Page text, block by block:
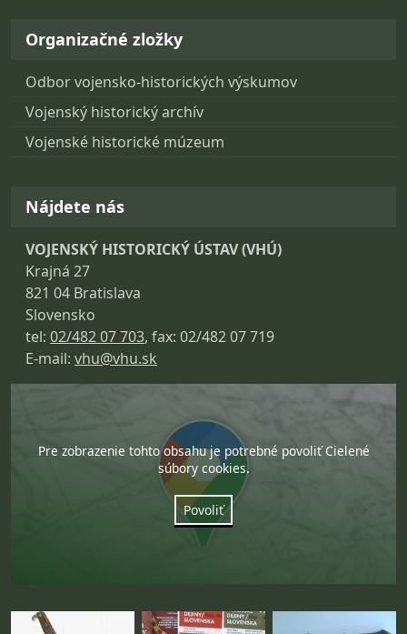
Organizačné zložky
Odbor vojensko-historických výskumov
Vojenský historický archív
Vojenské historické múzeum
Nájdete nás
VOJENSKÝ HISTORICKÝ ÚSTAV (VHÚ)
Krajná 27
821 04 Bratislava
Slovensko
tel: 02/482 07 703, fax: 02/482 07 719
E-mail: vhu@vhu.sk
Pre zobrazenie tohto obsahu je potrebné povoliť Cielené
súbory cookies.
Povoliť
Fotogaléria